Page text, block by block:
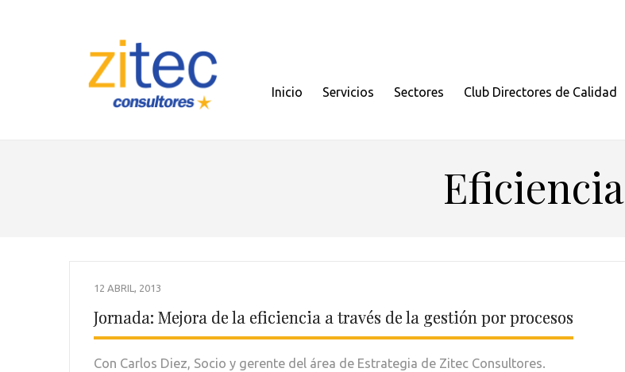
Inicio Servicios Sectores Club Directores de Calidad
Eficiencia
12 ABRIL, 2013
Jornada: Mejora de la eficiencia a través de la gestión por procesos
Con Carlos Diez, Socio y gerente del área de Estrategia de Zitec Consultores.